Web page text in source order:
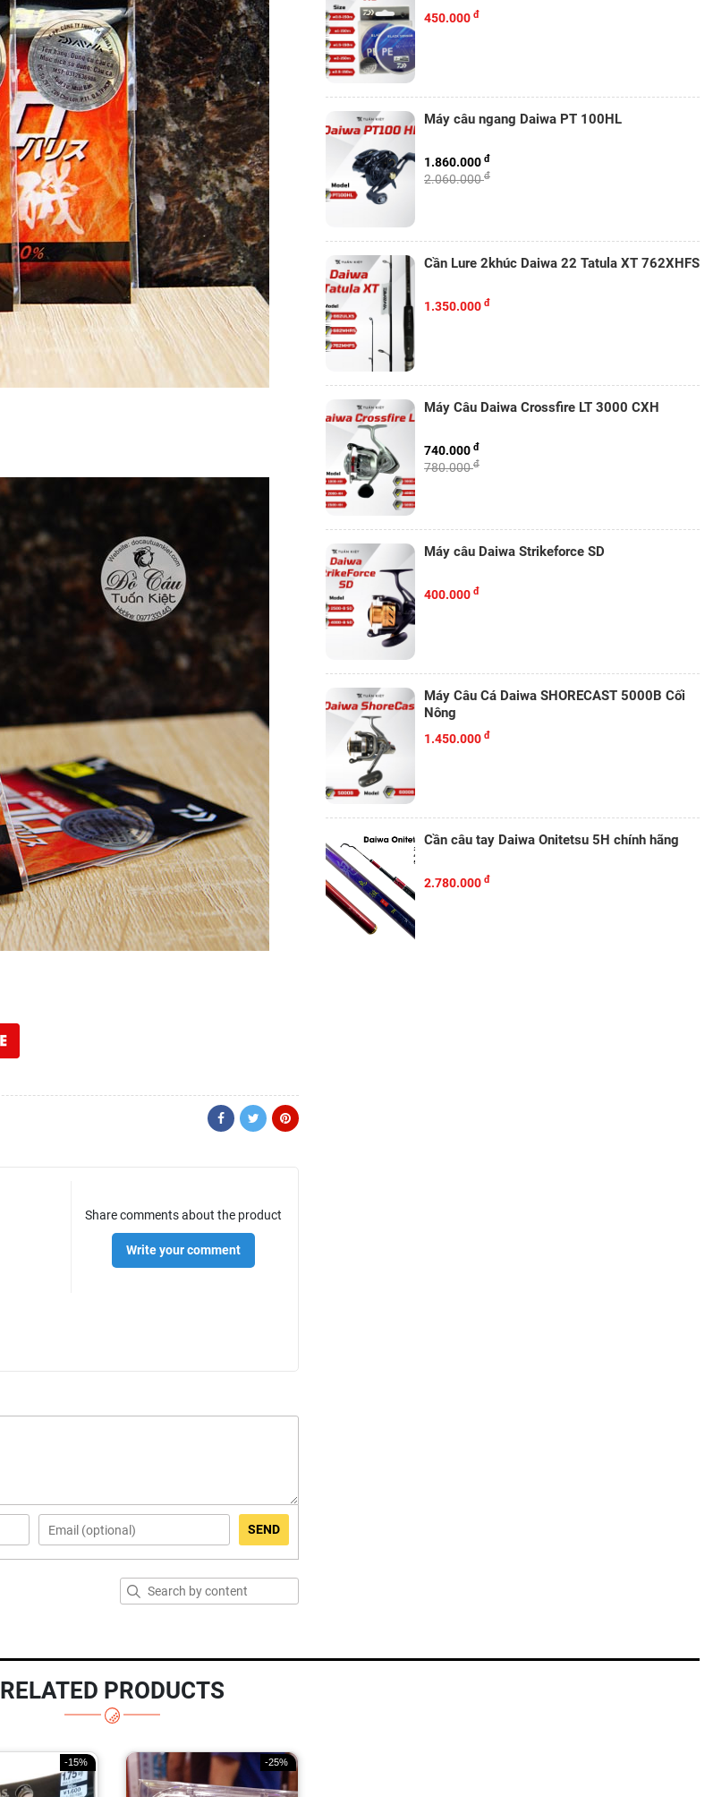
Share comments about the product
Write your comment
SEND
450.000 đ
Máy câu ngang Daiwa PT 100HL
2.060.000đ
1.860.000 đ
Cần Lure 2khúc Daiwa 22 Tatula XT 762XHFS
1.350.000 đ
Máy Câu Daiwa Crossfire LT 3000 CXH
780.000đ
740.000 đ
Máy câu Daiwa Strikeforce SD
400.000 đ
Máy Câu Cá Daiwa SHORECAST 5000B Cối
Nông
1.450.000 đ
Cần câu tay Daiwa Onitetsu 5H chính hãng
2.780.000 đ
RELATED PRODUCTS
-15% -25%